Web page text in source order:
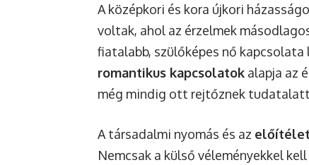
A középkori és kora újkori
voltak, ahol az érzelmek
fiatalabb, szülőképes nő
romantikus kapcsolatok alapja az
még mindig ott rejtőznek
A társadalmi nyomás és az
Nemcsak a külső véleményekkel